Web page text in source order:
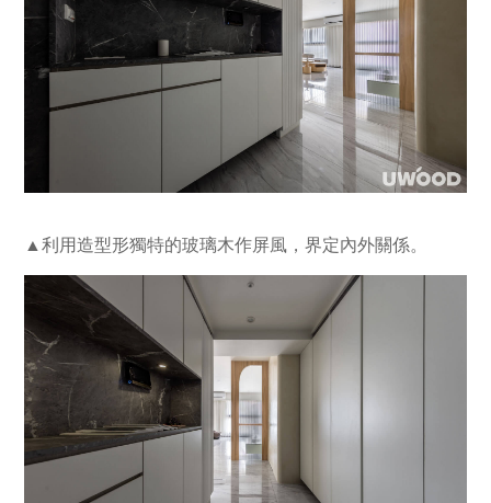
▲利用造型形獨特的玻璃木作屏風，界定內外關係。